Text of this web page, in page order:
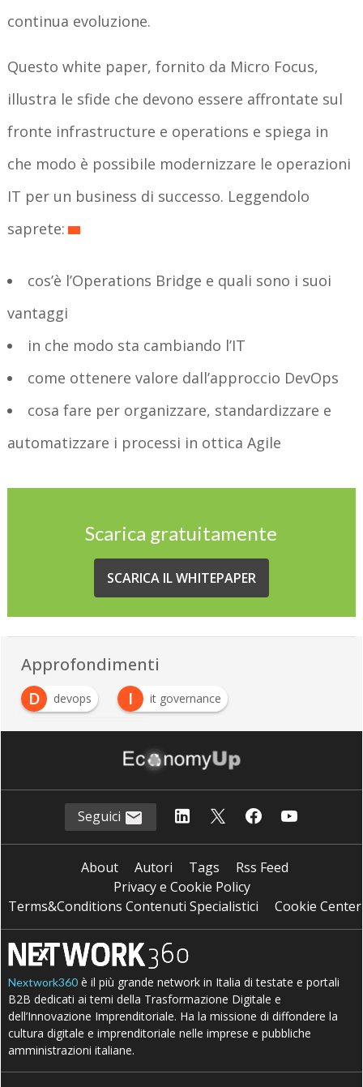
continua evoluzione.
Questo white paper, fornito da Micro Focus,
illustra le sfide che devono essere affrontate sul
fronte infrastructure e operations e spiega in
che modo è possibile modernizzare le operazioni
IT per un business di successo. Leggendolo
saprete:
cos’è l’Operations Bridge e quali sono i suoi
vantaggi
in che modo sta cambiando l’IT
come ottenere valore dall’approccio DevOps
cosa fare per organizzare, standardizzare e
automatizzare i processi in ottica Agile
Scarica gratuitamente
SCARICA IL WHITEPAPER
Approfondimenti
D
devops I it governance
O Operations Bridge
Seguici
About Autori Tags
Rss Feed
Privacy e Cookie Policy
Terms&Conditions Contenuti Specialistici
Cookie Center
Nextwork360 è il più grande network in Italia di testate e portali
B2B dedicati ai temi della Trasformazione Digitale e
dell’Innovazione Imprenditoriale. Ha la missione di diffondere la
cultura digitale e imprenditoriale nelle imprese e pubbliche
amministrazioni italiane.